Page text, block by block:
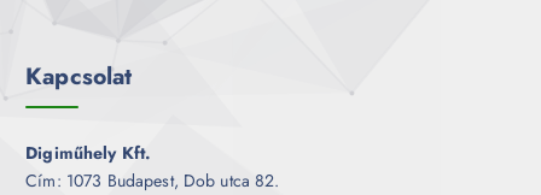
Kapcsolat
Digiműhely Kft.
Cím: 1073 Budapest, Dob utca 82.